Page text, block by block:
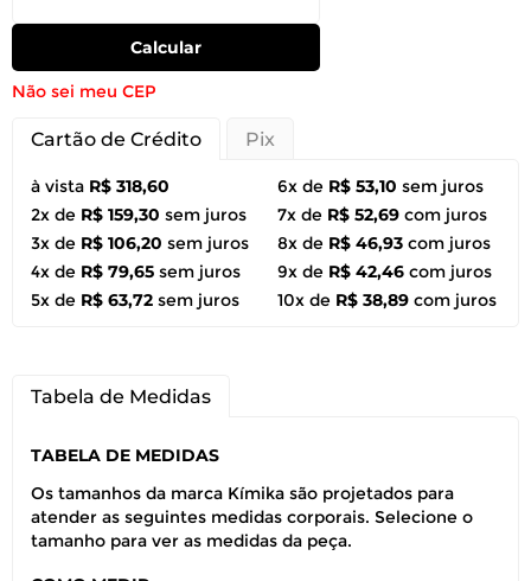
Calcular
Não sei meu CEP
Cartão de Crédito Pix
à vista R$ 318,60
2x de R$ 159,30 sem juros
3x de R$ 106,20 sem juros
4x de R$ 79,65 sem juros
5x de R$ 63,72 sem juros
6x de R$ 53,10 sem juros
7x de R$ 52,69 com juros
8x de R$ 46,93 com juros
9x de R$ 42,46 com juros
10x de R$ 38,89 com juros
Tabela de Medidas
TABELA DE MEDIDAS
Os tamanhos da marca Kímika são projetados para
atender as seguintes medidas corporais. Selecione o
tamanho para ver as medidas da peça.